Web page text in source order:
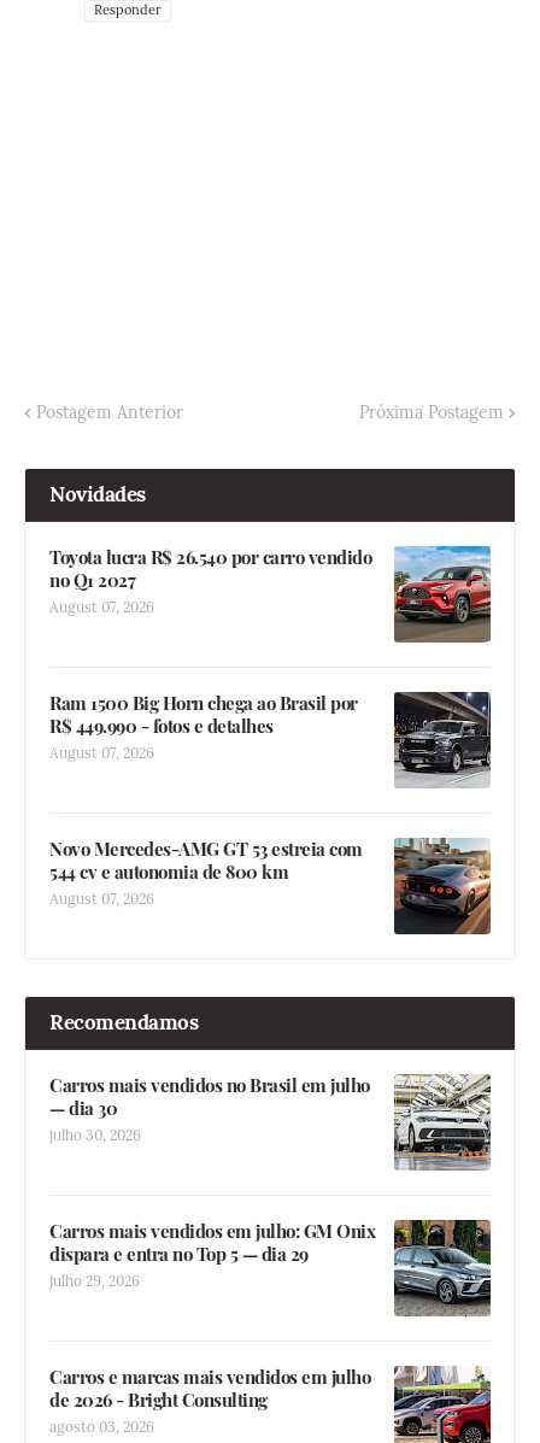
Responder
Postagem Anterior Próxima Postagem
Novidades
Toyota lucra R$ 26.540 por carro vendido
no Q1 2027
August 07, 2026
Ram 1500 Big Horn chega ao Brasil por
R$ 449.990 - fotos e detalhes
August 07, 2026
Novo Mercedes-AMG GT 53 estreia com
544 cv e autonomia de 800 km
August 07, 2026
Recomendamos
Carros mais vendidos no Brasil em julho
— dia 30
julho 30, 2026
Carros mais vendidos em julho: GM Onix
dispara e entra no Top 5 — dia 29
julho 29, 2026
Carros e marcas mais vendidos em julho
de 2026 - Bright Consulting
agosto 03, 2026